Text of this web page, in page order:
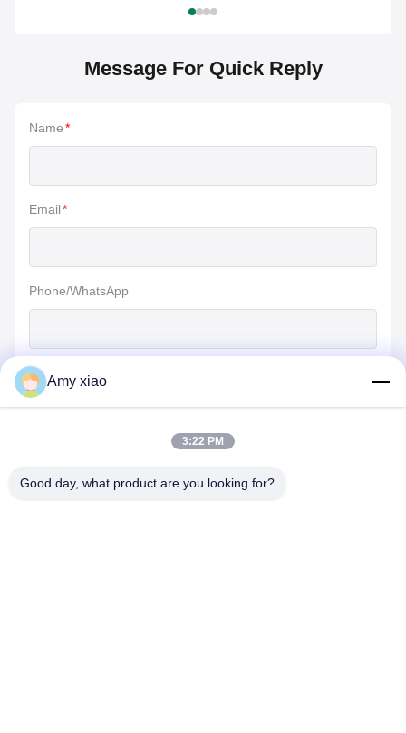
Message For Quick Reply
Name*
Email*
Phone/WhatsApp
Wiadomość
Amy xiao
3:22 PM
Good day, what product are you looking for?